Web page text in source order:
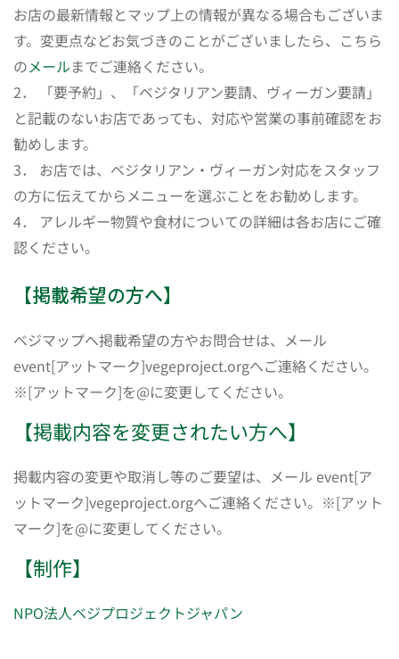
お店の最新情報とマップ上の情報が異なる場合もございま
す。変更点などお気づきのことがございましたら、こちら
のメールまでご連絡ください。
2． 「要予約」、「ベジタリアン要請、ヴィーガン要請」
と記載のないお店であっても、対応や営業の事前確認をお
勧めします。
3． お店では、ベジタリアン・ヴィーガン対応をスタッフ
の方に伝えてからメニューを選ぶことをお勧めします。
4． アレルギー物質や食材についての詳細は各お店にご確
認ください。
【掲載希望の方へ】
ベジマップへ掲載希望の方やお問合せは、メール
event[アットマーク]vegeproject.orgへご連絡ください。
※[アットマーク]を@に変更してください。
【掲載内容を変更されたい方へ】
掲載内容の変更や取消し等のご要望は、メール event[ア
ットマーク]vegeproject.orgへご連絡ください。※[アット
マーク]を@に変更してください。
【制作】
NPO法人ベジプロジェクトジャパン